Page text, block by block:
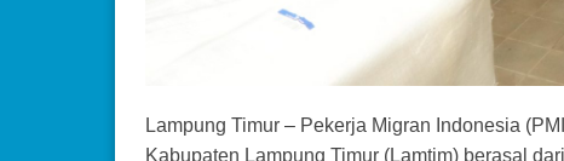
Lampung Timur – Pekerja Migran Indonesia
Kabupaten Lampung Timur (Lamtim) berasal